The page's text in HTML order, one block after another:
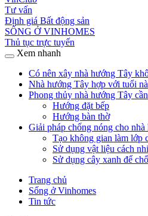
Tư vấn
Định giá Bất động sản
SỐNG Ở VINHOMES
Thủ tục trực tuyến
Xem nhanh
Có nên xây nhà hướng Tây
Nhà hướng Tây hợp với tuổi
Phong thủy nhà hướng Tây
Hướng đặt bếp
Hướng bàn thờ
Giải pháp chống nóng cho
Tạo không gian làm lớp
Sử dụng vật liệu cách
Sử dụng cây xanh để
Trang chủ
Sống ở Vinhomes
Tin tức